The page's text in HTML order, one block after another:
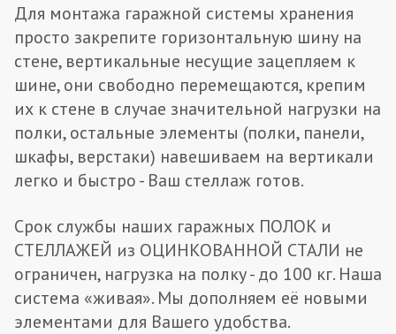
Для монтажа гаражной системы хранения
просто закрепите горизонтальную шину на
стене, вертикальные несущие зацепляем к
шине, они свободно перемещаются, крепим
их к стене в случае значительной нагрузки на
полки, остальные элементы (полки, панели,
шкафы, верстаки) навешиваем на вертикали
легко и быстро - Ваш стеллаж готов.
Срок службы наших гаражных ПОЛОК и
СТЕЛЛАЖЕЙ из ОЦИНКОВАННОЙ СТАЛИ не
ограничен, нагрузка на полку - до 100 кг. Наша
система «живая». Мы дополняем её новыми
элементами для Вашего удобства.